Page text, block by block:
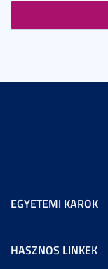
EGYETEMI KAROK
HASZNOS LINKEK